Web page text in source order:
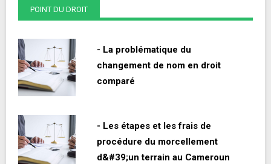
POINT DU DROIT
- La problématique du
changement de nom en droit
comparé
- Les étapes et les frais de
procédure du morcellement
d&#39;un terrain au Cameroun